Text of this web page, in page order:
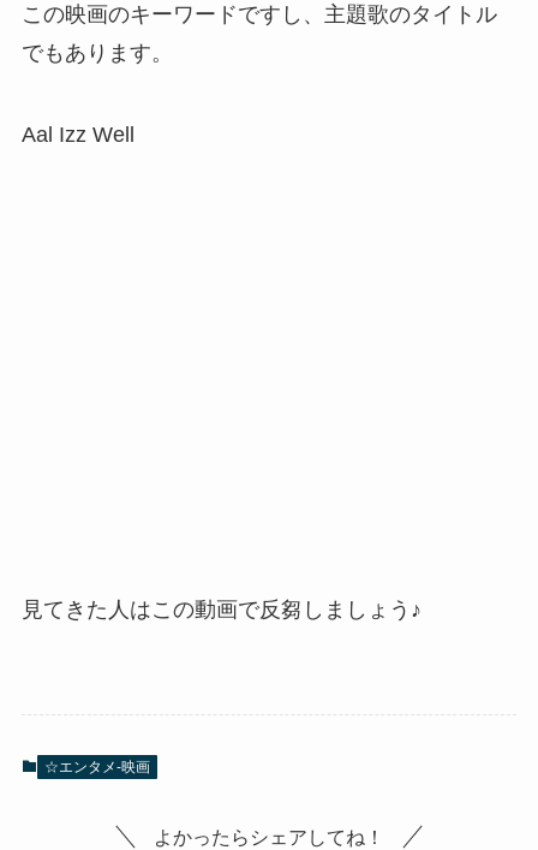
この映画のキーワードですし、主題歌のタイトル
でもあります。
Aal Izz Well
見てきた人はこの動画で反芻しましょう♪
☆エンタメ-映画
よかったらシェアしてね！